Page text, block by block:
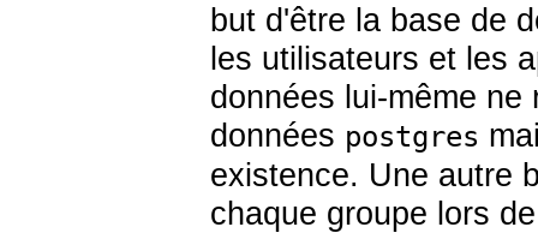
but d'être la base de
les utilisateurs et les
données lui-même
données postgres
existence. Une autre
chaque groupe lors